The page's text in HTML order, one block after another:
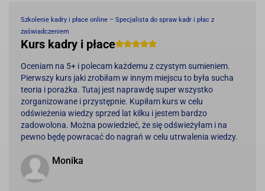
Szkolenie kadry i płace online – Specjalista do spraw kadr i płac z
zaświadczeniem
Kurs kadry i płace
Oceniam na 5+ i polecam każdemu z czystym sumieniem.
Pierwszy kurs jaki zrobiłam w innym miejscu to była sucha
teoria i porażka. Tutaj jest naprawdę super wszystko
zorganizowane i przystępnie. Kupiłam kurs w celu
odświeżenia wiedzy sprzed lat kilku i jestem bardzo
zadowolona. Można powiedzieć, że się odświeżyłam i na
pewno będę powracać do nagrań w celu utrwalenia wiedzy.
Monika